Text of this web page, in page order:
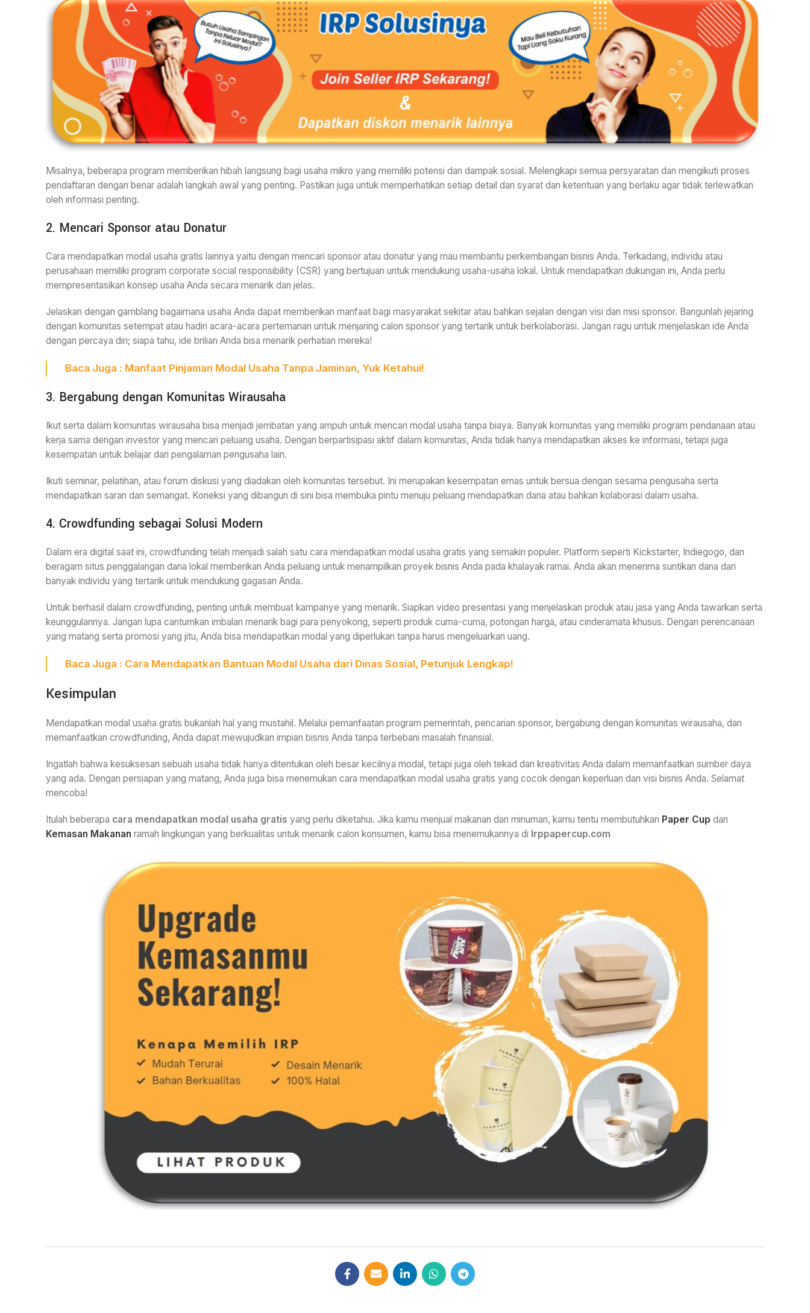
Misalnya, beberapa program memberikan hibah langsung bagi usaha mikro yang memiliki potensi dan dampak sosial. Melengkapi semua persyaratan dan mengikuti proses
pendaftaran dengan benar adalah langkah awal yang penting. Pastikan juga untuk memperhatikan setiap detail dari syarat dan ketentuan yang berlaku agar tidak terlewatkan
oleh informasi penting.
2. Mencari Sponsor atau Donatur
Cara mendapatkan modal usaha gratis lainnya yaitu dengan mencari sponsor atau donatur yang mau membantu perkembangan bisnis Anda. Terkadang, individu atau
perusahaan memiliki program corporate social responsibility (CSR) yang bertujuan untuk mendukung usaha-usaha lokal. Untuk mendapatkan dukungan ini, Anda perlu
mempresentasikan konsep usaha Anda secara menarik dan jelas.
Jelaskan dengan gamblang bagaimana usaha Anda dapat memberikan manfaat bagi masyarakat sekitar atau bahkan sejalan dengan visi dan misi sponsor. Bangunlah jejaring
dengan komunitas setempat atau hadiri acara-acara pertemanan untuk menjaring calon sponsor yang tertarik untuk berkolaborasi. Jangan ragu untuk menjelaskan ide Anda
dengan percaya diri; siapa tahu, ide brilian Anda bisa menarik perhatian mereka!
Baca Juga : Manfaat Pinjaman Modal Usaha Tanpa Jaminan, Yuk Ketahui!
3. Bergabung dengan Komunitas Wirausaha
Ikut serta dalam komunitas wirausaha bisa menjadi jembatan yang ampuh untuk mencari modal usaha tanpa biaya. Banyak komunitas yang memiliki program pendanaan atau
kerja sama dengan investor yang mencari peluang usaha. Dengan berpartisipasi aktif dalam komunitas, Anda tidak hanya mendapatkan akses ke informasi, tetapi juga
kesempatan untuk belajar dari pengalaman pengusaha lain.
Ikuti seminar, pelatihan, atau forum diskusi yang diadakan oleh komunitas tersebut. Ini merupakan kesempatan emas untuk bersua dengan sesama pengusaha serta
mendapatkan saran dan semangat. Koneksi yang dibangun di sini bisa membuka pintu menuju peluang mendapatkan dana atau bahkan kolaborasi dalam usaha.
4. Crowdfunding sebagai Solusi Modern
Dalam era digital saat ini, crowdfunding telah menjadi salah satu cara mendapatkan modal usaha gratis yang semakin populer. Platform seperti Kickstarter, Indiegogo, dan
beragam situs penggalangan dana lokal memberikan Anda peluang untuk menampilkan proyek bisnis Anda pada khalayak ramai. Anda akan menerima suntikan dana dari
banyak individu yang tertarik untuk mendukung gagasan Anda.
Untuk berhasil dalam crowdfunding, penting untuk membuat kampanye yang menarik. Siapkan video presentasi yang menjelaskan produk atau jasa yang Anda tawarkan serta
keunggulannya. Jangan lupa cantumkan imbalan menarik bagi para penyokong, seperti produk cuma-cuma, potongan harga, atau cinderamata khusus. Dengan perencanaan
yang matang serta promosi yang jitu, Anda bisa mendapatkan modal yang diperlukan tanpa harus mengeluarkan uang.
Baca Juga : Cara Mendapatkan Bantuan Modal Usaha dari Dinas Sosial, Petunjuk Lengkap!
Kesimpulan
Mendapatkan modal usaha gratis bukanlah hal yang mustahil. Melalui pemanfaatan program pemerintah, pencarian sponsor, bergabung dengan komunitas wirausaha, dan
memanfaatkan crowdfunding, Anda dapat mewujudkan impian bisnis Anda tanpa terbebani masalah finansial.
Ingatlah bahwa kesuksesan sebuah usaha tidak hanya ditentukan oleh besar kecilnya modal, tetapi juga oleh tekad dan kreativitas Anda dalam memanfaatkan sumber daya
yang ada. Dengan persiapan yang matang, Anda juga bisa menemukan cara mendapatkan modal usaha gratis yang cocok dengan keperluan dan visi bisnis Anda. Selamat
mencoba!
Itulah beberapa cara mendapatkan modal usaha gratis yang perlu diketahui. Jika kamu menjual makanan dan minuman, kamu tentu membutuhkan Paper Cup dan
Kemasan Makanan ramah lingkungan yang berkualitas untuk menarik calon konsumen, kamu bisa menemukannya di Irppapercup.com